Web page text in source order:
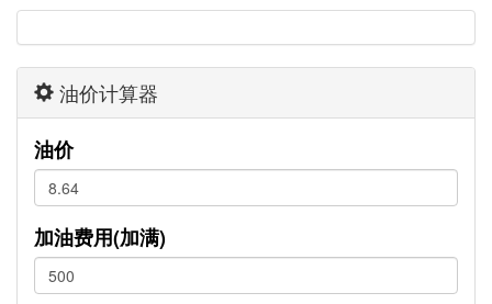
油价计算器
油价
加油费用(加满)